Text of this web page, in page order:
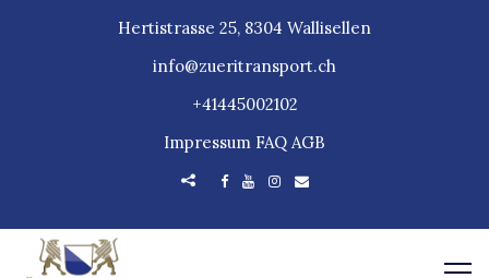
Hertistrasse 25, 8304 Wallisellen
info@zueritransport.ch
+41445002102
Impressum FAQ AGB